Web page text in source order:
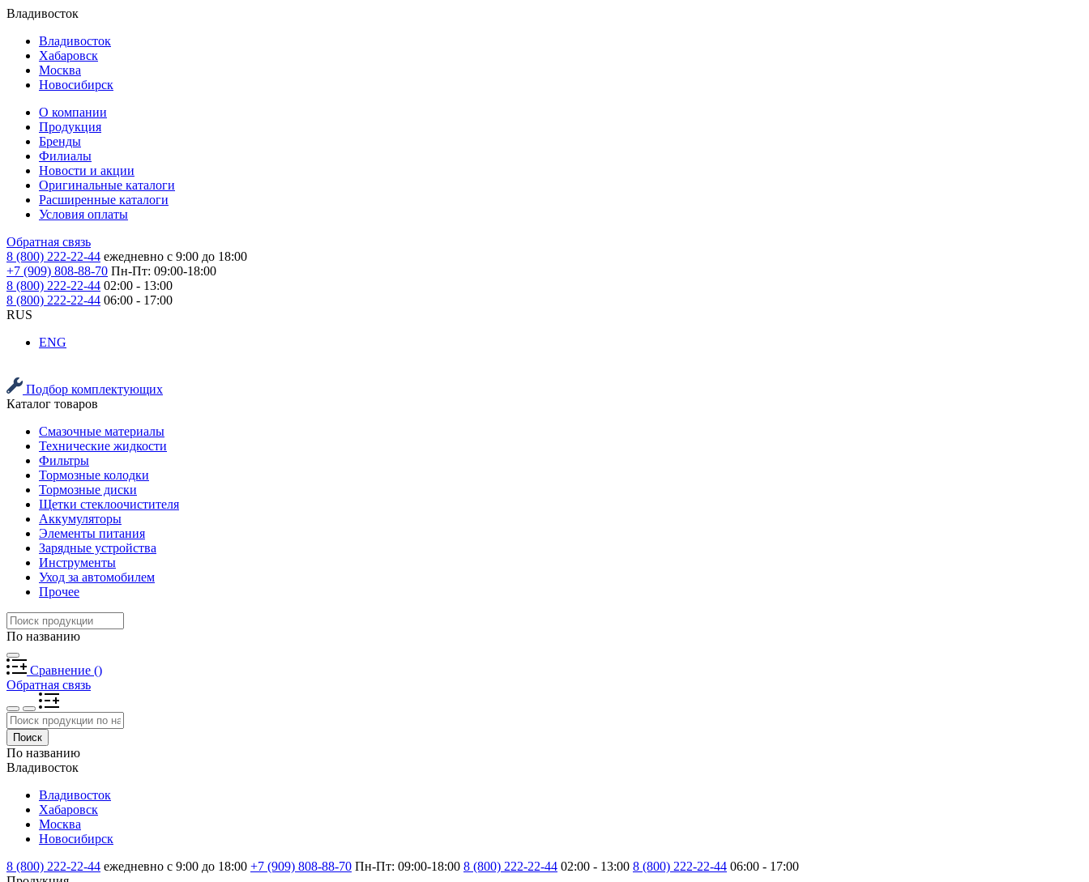
Владивосток
Владивосток
Хабаровск
Москва
Новосибирск
О компании
Продукция
Бренды
Филиалы
Новости и акции
Оригинальные каталоги
Расширенные каталоги
Условия оплаты
Обратная связь
8 (800) 222-22-44 ежедневно с 9:00 до 18:00
+7 (909) 808-88-70 Пн-Пт: 09:00-18:00
8 (800) 222-22-44 02:00 - 13:00
8 (800) 222-22-44 06:00 - 17:00
RUS
ENG
Подбор комплектующих
Каталог товаров
Смазочные материалы
Технические жидкости
Фильтры
Тормозные колодки
Тормозные диски
Щетки стеклоочистителя
Аккумуляторы
Элементы питания
Зарядные устройства
Инструменты
Уход за автомобилем
Прочее
По названию
Сравнение ()
Обратная связь
Поиск
По названию
Владивосток
Владивосток
Хабаровск
Москва
Новосибирск
8 (800) 222-22-44 ежедневно с 9:00 до 18:00 +7 (909) 808-88-70 Пн-Пт: 09:00-18:00 8 (800) 222-22-44 02:00 - 13:00 8 (800) 222-22-44 06:00 - 17:00